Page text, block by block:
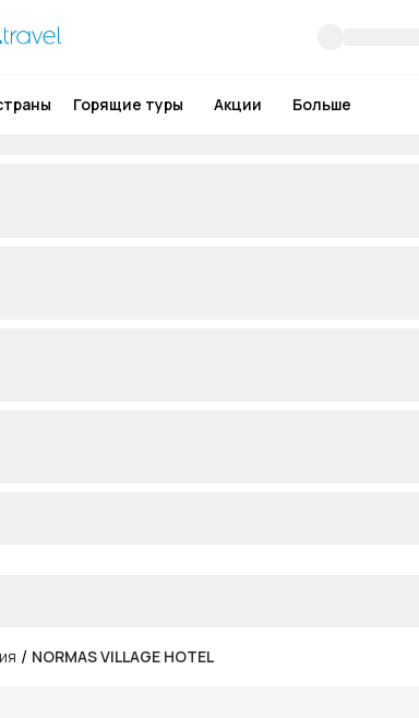
Горящие туры Акции Больше
/ NORMAS VILLAGE HOTEL